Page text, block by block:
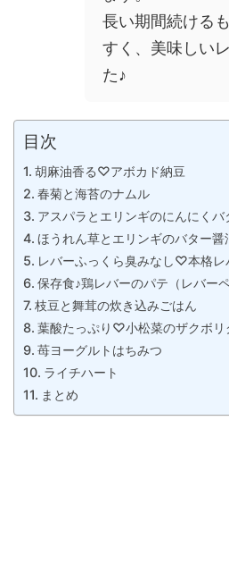
長い期間続ける
すく、美味しい
た♪
目次
胡麻油香る♡アボカド納豆
春菊と海苔のナムル
アスパラとエリンギのにんにくバ
ほうれん草とエリンギのバター醤
レバーふっくら臭みなし♡本格レ
保存食♪鶏レバーのパテ（レバーペ
枝豆と舞茸の炊き込みごはん
葉酸たっぷり♡小松菜のザクボリ
苺ヨーグルトはちみつ
ライチハート
まとめ